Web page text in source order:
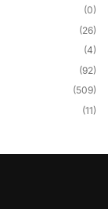
(0)
(26)
(4)
(92)
(509)
(11)